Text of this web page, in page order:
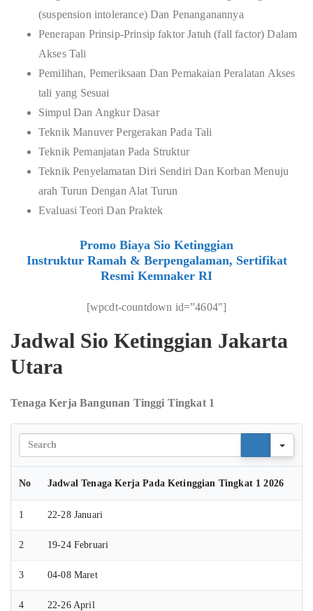
(suspension intolerance) Dan Penanganannya
Penerapan Prinsip-Prinsip faktor Jatuh (fall factor) Dalam
Akses Tali
Pemilihan, Pemeriksaan Dan Pemakaian Peralatan Akses
tali yang Sesuai
Simpul Dan Angkur Dasar
Teknik Manuver Pergerakan Pada Tali
Teknik Pemanjatan Pada Struktur
Teknik Penyelamatan Diri Sendiri Dan Korban Menuju
arah Turun Dengan Alat Turun
Evaluasi Teori Dan Praktek
Promo Biaya Sio Ketinggian
Instruktur Ramah & Berpengalaman, Sertifikat
Resmi Kemnaker RI
[wpcdt-countdown id=”4604″]
Jadwal Sio Ketinggian Jakarta
Utara
Tenaga Kerja Bangunan Tinggi Tingkat 1
No Jadwal Tenaga Kerja Pada Ketinggian Tingkat 1 2026
1 22-28 Januari
2 19-24 Februari
3 04-08 Maret
4 22-26 April